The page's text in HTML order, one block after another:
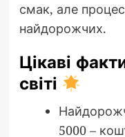
смак, але
найдорожчих.
Цікаві
світі
5000 –